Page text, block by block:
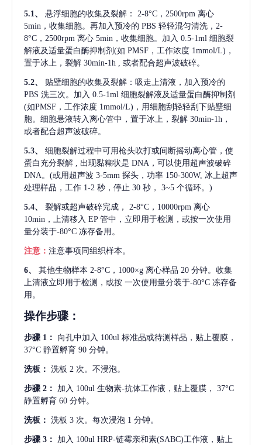
5.1、 悬浮细胞的收集及裂解：
2-8°C，2500rpm 离心
5min，收集细胞。再加入预冷的 PBS 轻轻混匀清洗，2-
8°C，2500rpm 离心 5min，收集细胞。加入 0.5-1ml 细胞裂
解液及适量蛋白酶抑制剂(如 PMSF，工作浓度 1mmol/L)，
置于冰上，裂解 30min-1h , 或者配合超声波破碎。
5.2、
贴壁细胞的收集及裂解：吸走上清液，加入预冷的
PBS 洗三次。加入 0.5-1ml 细胞裂解液及适量蛋白酶抑制剂
(如PMSF，工作浓度 1mmol/L)，用细胞刮轻轻刮下贴壁细
胞。细胞悬液转入离心管中，置于冰上，裂解 30min-1h，
或者配合超声波破碎。
5.3、
细胞裂解过程中可用枪头吹打或间断摇动离心管，使
蛋白充分裂解 , 出现黏糊状是 DNA，可以使用超声波破碎
DNA。(或用超声波 3-5mm 探头，功率 150-300W, 冰上超声
处理样品，工作 1-2 秒，停止 30 秒， 3~5 个循环。)
5.4、 裂解或超声破碎完成，
2-8°C，10000rpm 离心
10min，上清移入 EP 管中，立即用于检测，或按一次使用
量分装于-80°C 冻存备用。
注意： 注意事项同组织样本。
6、 其他生物样本 2-8°C，1000×g 离心样品 20 分钟。收集
上清液立即用于检测，或按 一次使用量分装于-80°C 冻存备
用。
操作步骤：
步骤 1： 向孔中加入 100ul 标准品或待测样品，贴上覆膜，
37°C 静置孵育 90 分钟。
洗板： 洗板 2 次。不浸泡。
步骤 2： 加入 100ul 生物素-抗体工作液，贴上覆膜， 37°C
静置孵育 60 分钟。
洗板： 洗板 3 次。每次浸泡 1 分钟。
步骤 3： 加入 100ul HRP-链霉亲和素(SABC)工作液，贴上